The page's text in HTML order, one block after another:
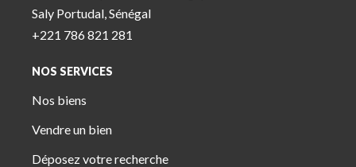
Saly Portudal, Sénégal
+221 786 821 281
NOS SERVICES
Nos biens
Vendre un bien
Déposez votre recherche